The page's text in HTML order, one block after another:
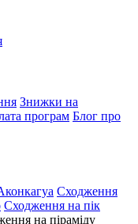
Знижки на
програм Блог про
Сходження
Сходження на пік
на піраміду